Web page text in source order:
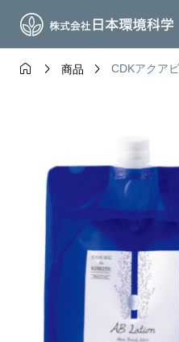
  商品  CDKアクア